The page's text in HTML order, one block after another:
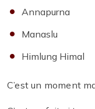
Annapurna
Manaslu
Himlung Himal
C’est un moment